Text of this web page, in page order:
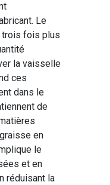
Le
trois fois plus
la vaisselle
ces
dans le
de
en
le
et en
réduisant la